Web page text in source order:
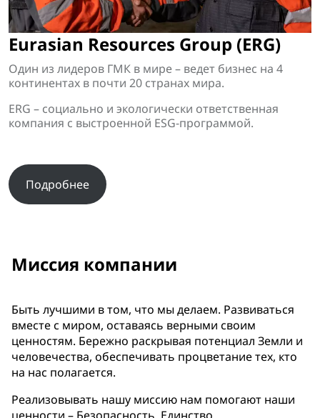
Eurasian Resources Group (ERG)
Один из лидеров ГМК в мире – ведет бизнес на 4
континентах в почти 20 странах мира.
ERG – социально и экологически ответственная
компания с выстроенной ESG-программой.
Подробнее
Миссия компании
Быть лучшими в том, что мы делаем. Развиваться
вместе с миром, оставаясь верными своим
ценностям. Бережно раскрывая потенциал Земли и
человечества, обеспечивать процветание тех, кто
на нас полагается.
Реализовывать нашу миссию нам помогают наши